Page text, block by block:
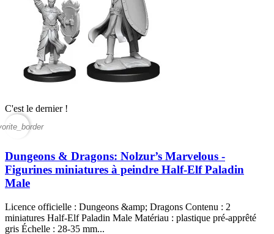
C'est le dernier !
Dungeons & Dragons: Nolzur’s Marvelous -
Figurines miniatures à peindre Half-Elf Paladin
Male
Licence officielle : Dungeons &amp; Dragons Contenu : 2
miniatures Half-Elf Paladin Male Matériau : plastique pré-apprêté
gris Échelle : 28-35 mm...